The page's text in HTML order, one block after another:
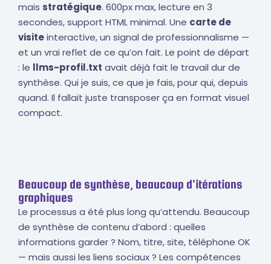
mais stratégique. 600px max, lecture en 3
secondes, support HTML minimal. Une carte de
visiteinteractive, un signal de professionnalisme —
et un vrai reflet de ce qu’on fait. Le point de départ
: le llms-profil.txt avait déjà fait le travail dur de
synthèse. Qui je suis, ce que je fais, pour qui, depuis
quand. Il fallait juste transposer ça en format visuel
compact.
Beaucoup de synthèse, beaucoup d'itérations
graphiques
Le processus a été plus long qu’attendu. Beaucoup
de synthèse de contenu d’abord : quelles
informations garder ? Nom, titre, site, téléphone OK
— mais aussi les liens sociaux ? Les compétences